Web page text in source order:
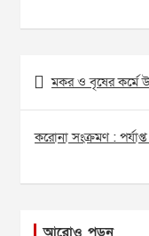
Post
navigation
মকর ও বৃষের কর্মে
করোনা সংক্রমণ :